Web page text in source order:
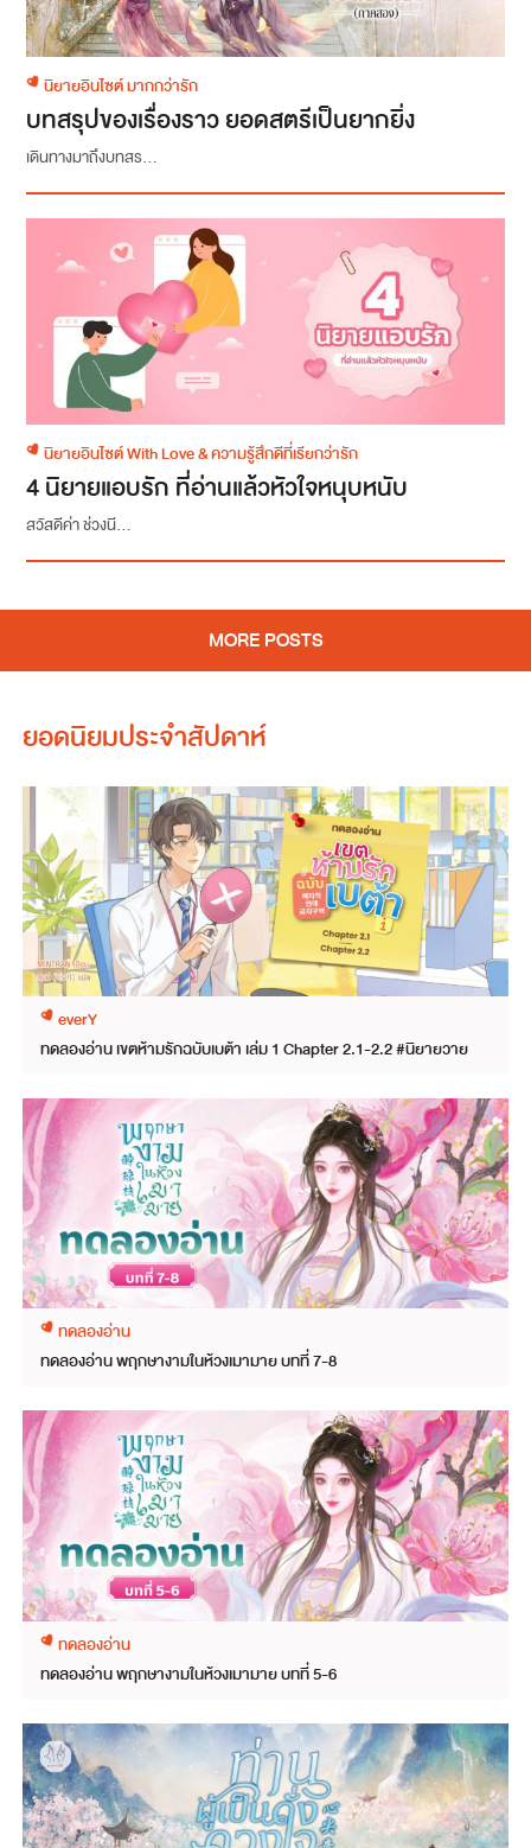
นิยายอินไซต์ มากกว่ารัก
บทสรุปของเรื่องราว ยอดสตรีเป็นยากยิ่ง
เดินทางมาถึงบทสร...
นิยายอินไซต์ With Love & ความรู้สึกดีที่เรียกว่ารัก
4 นิยายแอบรัก ที่อ่านแล้วหัวใจหนุบหนับ
สวัสดีค่า ช่วงนี...
MORE POSTS
ยอดนิยมประจำสัปดาห์
everY
ทดลองอ่าน เขตห้ามรักฉบับเบต้า เล่ม 1 Chapter 2.1-2.2 #นิยายวาย
ทดลองอ่าน
ทดลองอ่าน พฤกษางามในห้วงเมามาย บทที่ 7-8
ทดลองอ่าน
ทดลองอ่าน พฤกษางามในห้วงเมามาย บทที่ 5-6